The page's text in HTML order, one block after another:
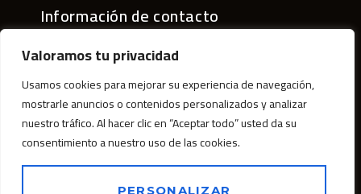
Valoramos tu privacidad
Usamos cookies para mejorar su experiencia de navegación,
mostrarle anuncios o contenidos personalizados y analizar
nuestro tráfico. Al hacer clic en “Aceptar todo” usted da su
consentimiento a nuestro uso de las cookies.
PERSONALIZAR
Información de contacto
sanchezabeljose@gmail.com
678 29 86 91
Santutxu N°28 lonja iz. 48004 Bilbao
sanchezabeljose